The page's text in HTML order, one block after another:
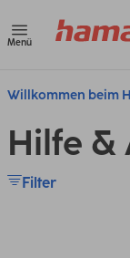
Menü
Willkommen beim
Hilfe &
Filter